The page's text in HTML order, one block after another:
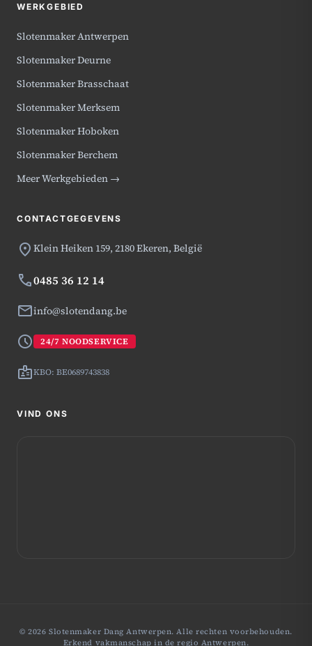
WERKGEBIED
Slotenmaker Antwerpen
Slotenmaker Deurne
Slotenmaker Brasschaat
Slotenmaker Merksem
Slotenmaker Hoboken
Slotenmaker Berchem
Meer Werkgebieden →
CONTACTGEGEVENS
location_on Klein Heiken 159, 2180 Ekeren, België
phone0485 36 12 14
mailinfo@slotendang.be
schedule 24/7 NOODSERVICE
badgeKBO: BE0689743838
VIND ONS
© 2026 Slotenmaker Dang Antwerpen. Alle rechten voorbehouden.
Erkend vakmanschap in de regio Antwerpen.